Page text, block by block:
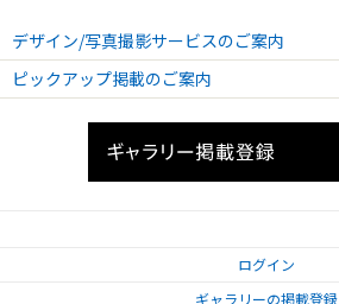
2024.05.12 - 2024.05.12
【セラピスト向け靴セミナーvol.2】開催のお知らせ
デザイン/写真撮影サービスのご案内
ピックアップ掲載のご案内
ログイン
ギャラリーの掲載登録